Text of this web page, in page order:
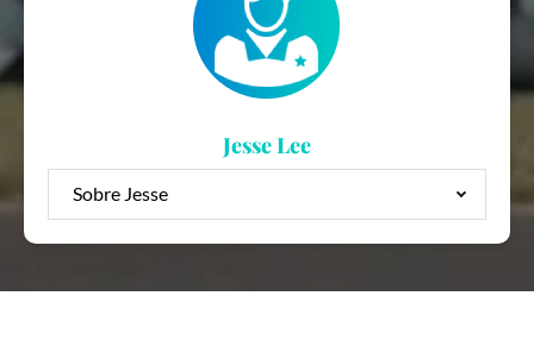
Jesse Lee
Sobre Jesse